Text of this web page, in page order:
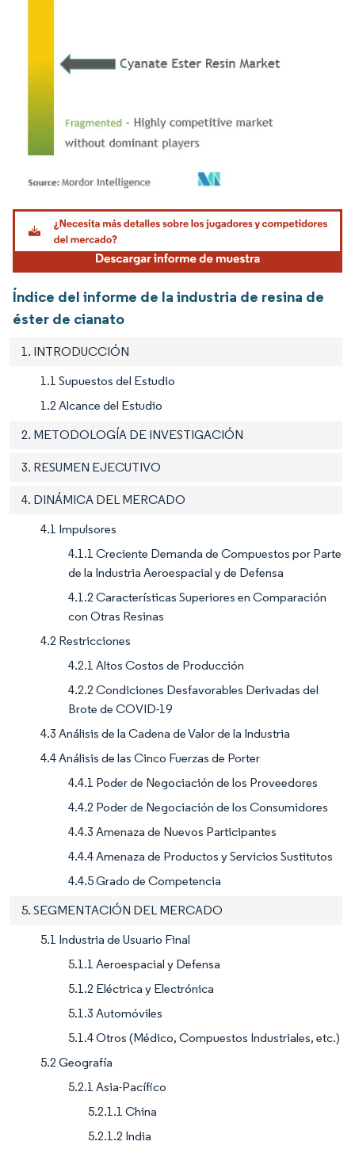
Imagen © Mordor Intelligence. El uso requiere atribución según CC BY 4.0.
Índice del informe de la industria de resina de
éster de cianato
1. INTRODUCCIÓN
1.1 Supuestos del Estudio
1.2 Alcance del Estudio
2. METODOLOGÍA DE INVESTIGACIÓN
3. RESUMEN EJECUTIVO
4. DINÁMICA DEL MERCADO
4.1 Impulsores
4.1.1 Creciente Demanda de Compuestos por Parte
de la Industria Aeroespacial y de Defensa
4.1.2 Características Superiores en Comparación
con Otras Resinas
4.2 Restricciones
4.2.1 Altos Costos de Producción
4.2.2 Condiciones Desfavorables Derivadas del
Brote de COVID-19
4.3 Análisis de la Cadena de Valor de la Industria
4.4 Análisis de las Cinco Fuerzas de Porter
4.4.1 Poder de Negociación de los Proveedores
4.4.2 Poder de Negociación de los Consumidores
4.4.3 Amenaza de Nuevos Participantes
4.4.4 Amenaza de Productos y Servicios Sustitutos
4.4.5 Grado de Competencia
5. SEGMENTACIÓN DEL MERCADO
5.1 Industria de Usuario Final
5.1.1 Aeroespacial y Defensa
5.1.2 Eléctrica y Electrónica
5.1.3 Automóviles
5.1.4 Otros (Médico, Compuestos Industriales, etc.)
5.2 Geografía
5.2.1 Asia-Pacífico
5.2.1.1 China
5.2.1.2 India